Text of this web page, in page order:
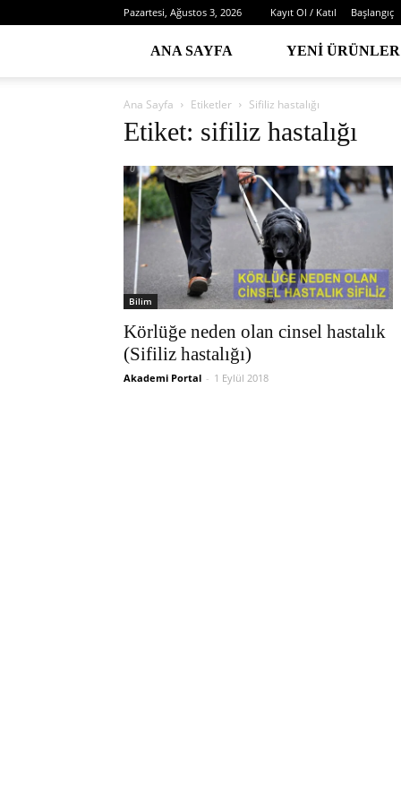
Pazartesi, Ağustos 3, 2026 Kayıt Ol / Katıl Başlangıç
ANA SAYFA YENI ÜRÜNLER
Ana Sayfa Etiketler Sifiliz hastalığı
Etiket: sifiliz hastalığı
Bilim
Körlüğe neden olan cinsel hastalık
(Sifiliz hastalığı)
Akademi Portal - 1 Eylül 2018